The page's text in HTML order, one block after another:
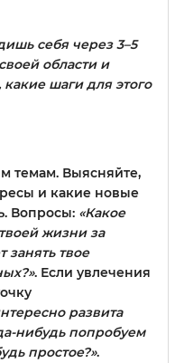
себя через 3–5
области и
какие шаги для этого
темам. Выясняйте,
и какие новые
Вопросы: «Какое
жизни за
занять твое
. Если увлечения
развита
нибудь попробуем
простое?».